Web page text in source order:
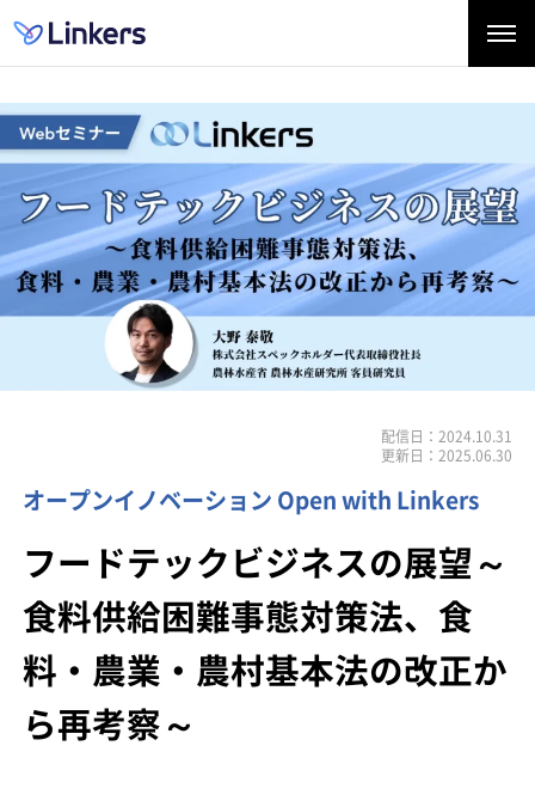
配信日：2024.10.31
更新日：2025.06.30
オープンイノベーション Open with Linkers
フードテックビジネスの展望～
食料供給困難事態対策法、食
料・農業・農村基本法の改正か
ら再考察～